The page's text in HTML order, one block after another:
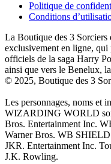
Politique de
Conditions
La Boutique des 3 Sorciers
exclusivement en ligne, qui
officiels de la saga Harry
ainsi que vers le Benelux,
© 2025, Boutique des 3
Les personnages, noms et
WIZARDING WORLD
Bros. Entertainment Inc.
Warner Bros. WB
JKR. Entertainment Inc.
J.K. Rowling.